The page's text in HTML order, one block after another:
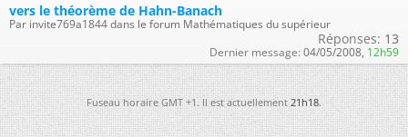
vers le théorème de Hahn-Banach
Par invite769a1844 dans le forum Mathématiques du supérieur
Réponses: 13
Dernier message: 04/05/2008, 12h59
Fuseau horaire GMT +1. Il est actuellement21h18.